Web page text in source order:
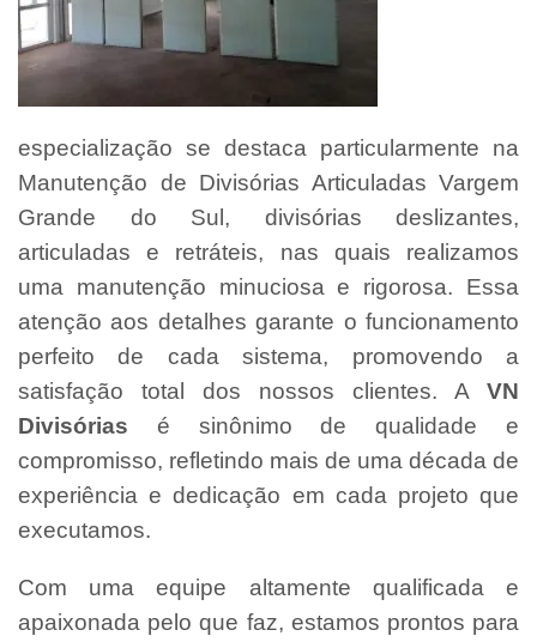
especialização se destaca particularmente na
Manutenção de Divisórias Articuladas Vargem
Grande do Sul, divisórias deslizantes,
articuladas e retráteis, nas quais realizamos
uma manutenção minuciosa e rigorosa. Essa
atenção aos detalhes garante o funcionamento
perfeito de cada sistema, promovendo a
satisfação total dos nossos clientes. A VN
Divisórias é sinônimo de qualidade e
compromisso, refletindo mais de uma década de
experiência e dedicação em cada projeto que
executamos.
Com uma equipe altamente qualificada e
apaixonada pelo que faz, estamos prontos para